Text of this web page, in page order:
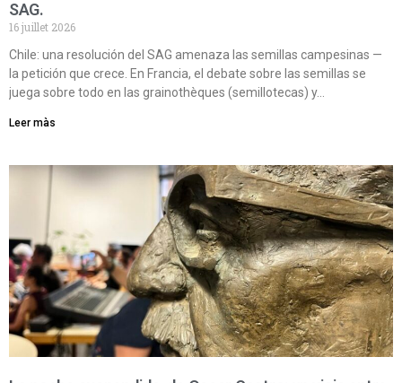
SAG.
16 juillet 2026
Chile: una resolución del SAG amenaza las semillas campesinas —
la petición que crece. En Francia, el debate sobre las semillas se
juega sobre todo en las grainothèques (semillotecas) y…
Leer màs